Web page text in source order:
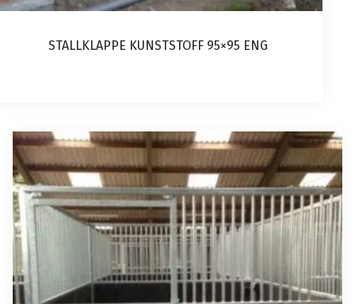
STALLKLAPPE KUNSTSTOFF 95×95 ENG